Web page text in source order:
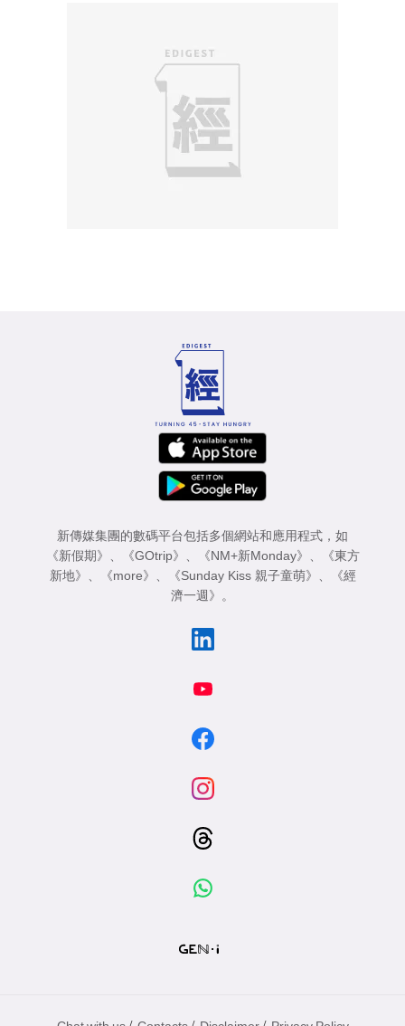
新傳媒集團的數碼平台包括多個網站和應用程式，如
《新假期》
《GOtrip》 《NM+新Monday》
《東方
新地》
《more》 《Sunday Kiss 親子童萌》
《經
濟一週》
。